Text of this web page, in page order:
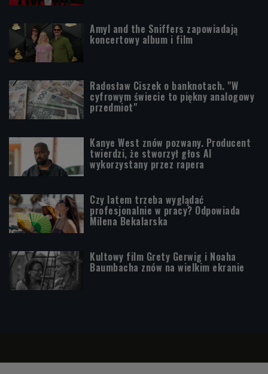
Amyl and the Sniffers zapowiadają
koncertowy album i film
Radosław Ciszek o banknotach. "W
cyfrowym świecie to piękny analogowy
przedmiot"
Kanye West znów pozwany. Producent
twierdzi, że stworzył głos AI
wykorzystany przez rapera
Czy latem trzeba wyglądać
profesjonalnie w pracy? Odpowiada
Milena Bekalarska
Kultowy film Grety Gerwig i Noaha
Baumbacha znów na wielkim ekranie